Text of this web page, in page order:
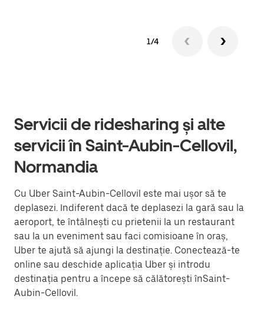
1/4
Servicii de ridesharing și alte
servicii în Saint-Aubin-Cellovil,
Normandia
Cu Uber Saint-Aubin-Cellovil este mai ușor să te
deplasezi. Indiferent dacă te deplasezi la gară sau la
aeroport, te întâlnești cu prietenii la un restaurant
sau la un eveniment sau faci comisioane în oraș,
Uber te ajută să ajungi la destinație. Conectează-te
online sau deschide aplicația Uber și introdu
destinația pentru a începe să călătorești înSaint-
Aubin-Cellovil.